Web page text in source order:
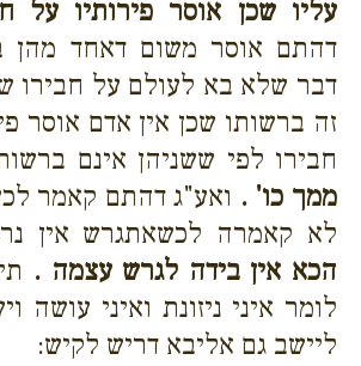
עליו שכן אוסר פירותיו על
דהתם אוסר משום דאחד מהן
דבר שלא בא לעולם על חבירו
זה ברשותו שכן אין אדם אוסר
חבירו לפי ששניהן אינם
ממך כו' . ואע"ג דהתם קאמר
לא קאמרה לכשאתגרש אין
הכא אין בידה לגרש עצמה .
לומר איני ניזונת ואיני עושה
ליישב גם אליבא דריש לקיש: